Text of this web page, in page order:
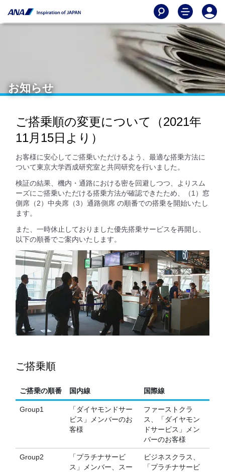
お知らせ
ご搭乗順の変更について（2021年
11月15日より）
お客様に安心してご搭乗いただけるよう、最適な搭乗方法に
ついて東京大学⻄成研究室と共同研究を行いました。
検証の結果、機内・通路における密を回避しつつ、よりスム
ーズにご搭乗いただける搭乗方法が確認できたため、（1）窓
側席（2）中央席（3）通路側席 の順番での搭乗を開始いたし
ます。
また、一時休止しておりました優先搭乗サービスを再開し、
以下の順番でご案内いたします。
ご搭乗順
ご搭乗の順番 国内線 国際線
Group1
「ダイヤモンドサー
ビス」メンバーのお
客様
ファーストクラ
ス、「ダイヤモン
ドサービス」メン
バーのお客様
Group2
「プラチナサービ
ス」メンバー、スー
ビジネスクラス、
「プラチナサービ